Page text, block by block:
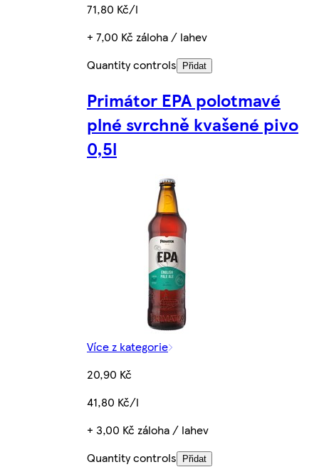
71,80 Kč/l
+ 7,00 Kč záloha / lahev
Quantity controls
Přidat
Primátor EPA polotmavé
plné svrchně kvašené pivo
0,5l
Více z kategorie
20,90 Kč
41,80 Kč/l
+ 3,00 Kč záloha / lahev
Quantity controls
Přidat